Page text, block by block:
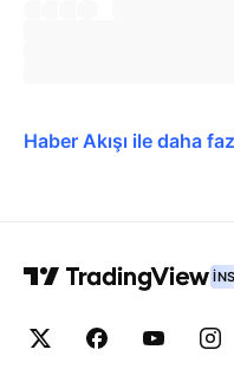
Haber Akışı ile daha